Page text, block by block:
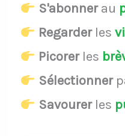
S'abonnerau
Regarderles
Picorerles
Sélectionner
Savourerles